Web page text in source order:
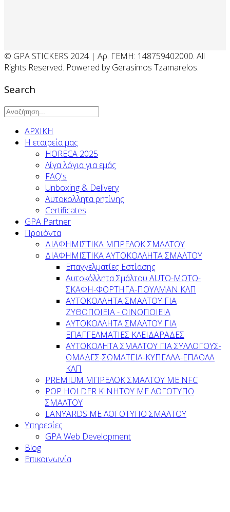
© GPA STICKERS 2024 | Αρ. ΓΕΜΗ: 148759402000. All
Rights Reserved. Powered by Gerasimos Tzamarelos.
Search
ΑΡΧΙΚΗ
Η εταιρεία μας
HORECA 2025
Λίγα λόγια για εμάς
FAQ's
Unboxing & Delivery
Αυτοκολλητα ρητίνης
Certificates
GPA Partner
Προϊόντα
ΔΙΑΦΗΜΙΣΤΙΚΑ ΜΠΡΕΛΟΚ ΣΜΑΛΤΟΥ
ΔΙΑΦΗΜΙΣΤΙΚΑ ΑΥΤΟΚΟΛΛΗΤΑ ΣΜΑΛΤΟΥ
Επαγγελματίες Εστίασης
Αυτοκόλλητα Σμάλτου ΑUTO-MOTO-
ΣΚΑΦΗ-ΦΟΡΤΗΓΑ-ΠΟΥΛΜΑΝ ΚΛΠ
AYTOKOΛΛΗΤΑ ΣΜΑΛΤΟΥ ΓΙΑ
ΖΥΘΟΠΟΙΕΙΑ - ΟΙΝΟΠΟΙΕΙΑ
ΑΥΤΟΚΟΛΛΗΤΑ ΣΜΑΛΤΟΥ ΓΙΑ
ΕΠΑΓΓΕΛΜΑΤΙΕΣ ΚΛΕΙΔΑΡΑΔΕΣ
AYTOKOΛΗΤΑ ΣΜΑΛΤΟΥ ΓΙΑ ΣΥΛΛΟΓΟΥΣ-
ΟΜΑΔΕΣ-ΣΩΜΑΤEΙΑ-ΚΥΠΕΛΛΑ-ΕΠΑΘΛΑ
ΚΛΠ
PREMIUM ΜΠΡΕΛΟΚ ΣΜΑΛΤΟΥ ΜΕ NFC
POP HOLDER ΚΙΝΗΤΟΥ ΜΕ ΛΟΓΟΤΥΠΟ
ΣΜΑΛΤΟΥ
LANYARDS ΜΕ ΛΟΓΟΤΥΠΟ ΣΜΑΛΤΟΥ
Υπηρεσίες
GPA Web Development
Blog
Επικοινωνία